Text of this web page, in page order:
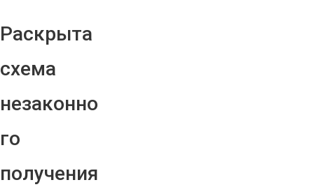
Раскрыта
схема
незаконно
го
получения